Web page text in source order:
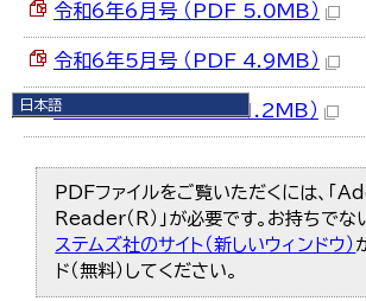
日本語
한국어
简体中文
繁體中文
令和6年6月号 （PDF 5.0MB）
令和6年5月号 （PDF 4.9MB）
令和6年4月号 （PDF 1.2MB）
PDFファイルをご覧いただくには、「
Reader（R）」が必要です。お持ちでな
ステムズ社のサイト（新しいウィンドウ）
ド（無料）してください。